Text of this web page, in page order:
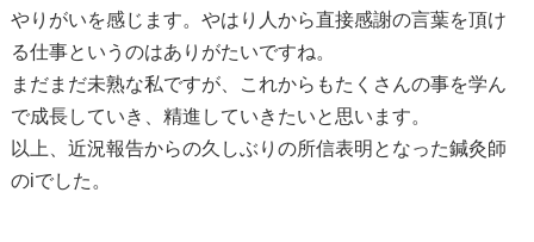
やりがいを感じます。やはり人から直接感謝の言葉を頂け
る仕事というのはありがたいですね。
まだまだ未熟な私ですが、これからもたくさんの事を学ん
で成長していき、精進していきたいと思います。
以上、近況報告からの久しぶりの所信表明となった鍼灸師
のiでした。